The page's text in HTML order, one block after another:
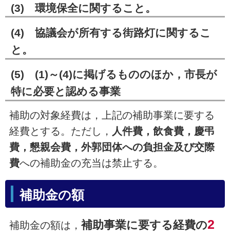
(3) 環境保全に関すること。
(4)
協議会が所有する街路灯に関するこ
と。
(5) (1)～(4)に掲げるもののほか，市長が
特に必要と認める事業
補助の対象経費は，上記の補助事業に要する
経費とする。 ただし， 人件費，飲食費，慶弔
費，懇親会費，外郭団体への負担金及び交際
費への補助金の充当は禁止する。
補助金の額
補助金の額は，補助事業に要する経費の2